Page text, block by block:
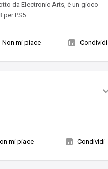
da Electronic Arts, è un gioco
per PS5.
Non mi piace Condividi
mi piace Condividi